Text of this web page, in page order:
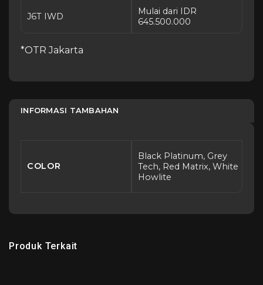
J6T IWD
Mulai dari IDR
645.500.000
*OTR Jakarta
INFORMASI TAMBAHAN
COLOR
Black Platinum, Grey
Tech, Red Matrix, White
Howlite
Produk Terkait